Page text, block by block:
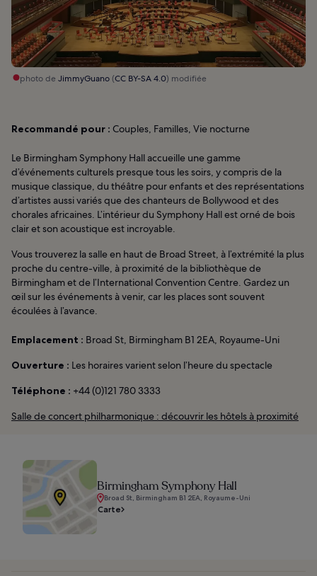
photo de JimmyGuano(CC BY-SA 4.0) modifiée
Recommandé pour : Couples, Familles, Vie nocturne
Le Birmingham Symphony Hall accueille une gamme
d’événements culturels presque tous les soirs, y compris de la
musique classique, du théâtre pour enfants et des représentations
d’artistes aussi variés que des chanteurs de Bollywood et des
chorales africaines. L’intérieur du Symphony Hall est orné de bois
clair et son acoustique est incroyable.
Vous trouverez la salle en haut de Broad Street, à l’extrémité la plus
proche du centre-ville, à proximité de la bibliothèque de
Birmingham et de l’International Convention Centre. Gardez un
œil sur les événements à venir, car les places sont souvent
écoulées à l’avance.
Emplacement : Broad St, Birmingham B1 2EA, Royaume-Uni
Ouverture : Les horaires varient selon l’heure du spectacle
Téléphone : +44 (0)121 780 3333
Salle de concert philharmonique : découvrir les hôtels à proximité
Birmingham Symphony Hall
Broad St, Birmingham B1 2EA, Royaume-Uni
Carte